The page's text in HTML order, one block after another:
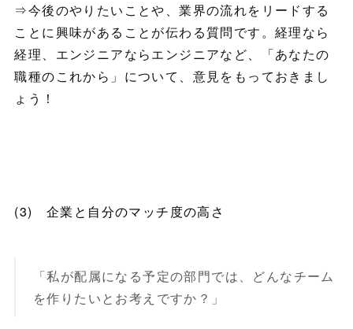
⇒今後のやりたいことや、業界の流れをリードする
ことに興味があることが伝わる質問です。経理なら
経理、エンジニアならエンジニアなど、「あなたの
職種のこれから」について、意見をもっておきまし
ょう！
(3) 企業と自分のマッチ度の高 さ
「私が配属になる予定の部門では、どんなチーム
を作りたいとお考えですか？」